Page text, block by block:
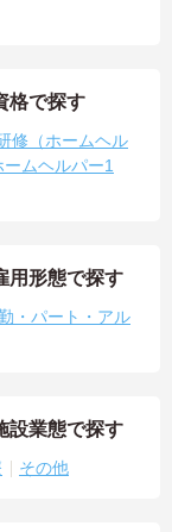
格で探す
修（ホームヘル
ムヘルパー1
用形態で探す
・パート・アル
設業態で探す
その他